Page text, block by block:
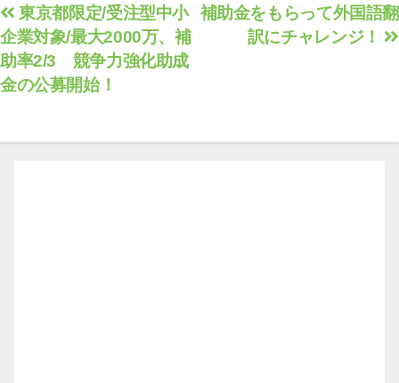
投
稿
ナ
ビ
補助金をもらって外国語翻
訳にチャレンジ！
東京都限定/受注型中小
企業対象/最大2000万、補
助率2/3 競争力強化助成
金の公募開始！